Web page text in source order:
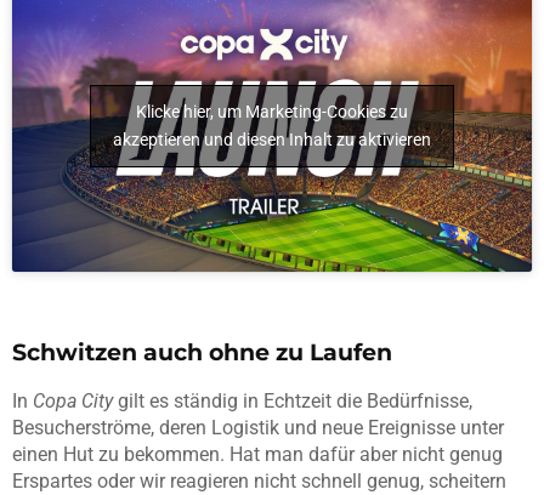
Klicke hier, um Marketing-Cookies zu
akzeptieren und diesen Inhalt zu aktivieren
Schwitzen auch ohne zu Laufen
In Copa Citygilt es ständig in Echtzeit die Bedürfnisse,
Besucherströme, deren Logistik und neue Ereignisse unter
einen Hut zu bekommen. Hat man dafür aber nicht genug
Erspartes oder wir reagieren nicht schnell genug, scheitern